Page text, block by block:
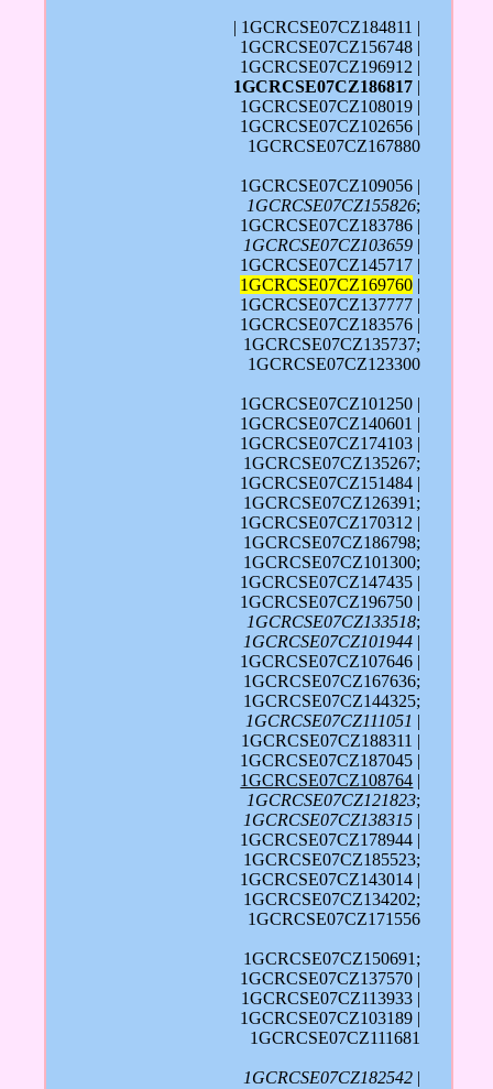
| 1GCRCSE07CZ184811 |
1GCRCSE07CZ156748 |
1GCRCSE07CZ196912 |
1GCRCSE07CZ186817 |
1GCRCSE07CZ108019 |
1GCRCSE07CZ102656 |
1GCRCSE07CZ167880
1GCRCSE07CZ109056 |
1GCRCSE07CZ155826;
1GCRCSE07CZ183786 |
1GCRCSE07CZ103659 |
1GCRCSE07CZ145717 |
1GCRCSE07CZ169760 |
1GCRCSE07CZ137777 |
1GCRCSE07CZ183576 |
1GCRCSE07CZ135737;
1GCRCSE07CZ123300
1GCRCSE07CZ101250 |
1GCRCSE07CZ140601 |
1GCRCSE07CZ174103 |
1GCRCSE07CZ135267;
1GCRCSE07CZ151484 |
1GCRCSE07CZ126391;
1GCRCSE07CZ170312 |
1GCRCSE07CZ186798;
1GCRCSE07CZ101300;
1GCRCSE07CZ147435 |
1GCRCSE07CZ196750 |
1GCRCSE07CZ133518;
1GCRCSE07CZ101944 |
1GCRCSE07CZ107646 |
1GCRCSE07CZ167636;
1GCRCSE07CZ144325;
1GCRCSE07CZ111051 |
1GCRCSE07CZ188311 |
1GCRCSE07CZ187045 |
1GCRCSE07CZ108764 |
1GCRCSE07CZ121823;
1GCRCSE07CZ138315 |
1GCRCSE07CZ178944 |
1GCRCSE07CZ185523;
1GCRCSE07CZ143014 |
1GCRCSE07CZ134202;
1GCRCSE07CZ171556
1GCRCSE07CZ150691;
1GCRCSE07CZ137570 |
1GCRCSE07CZ113933 |
1GCRCSE07CZ103189 |
1GCRCSE07CZ111681
1GCRCSE07CZ182542 |